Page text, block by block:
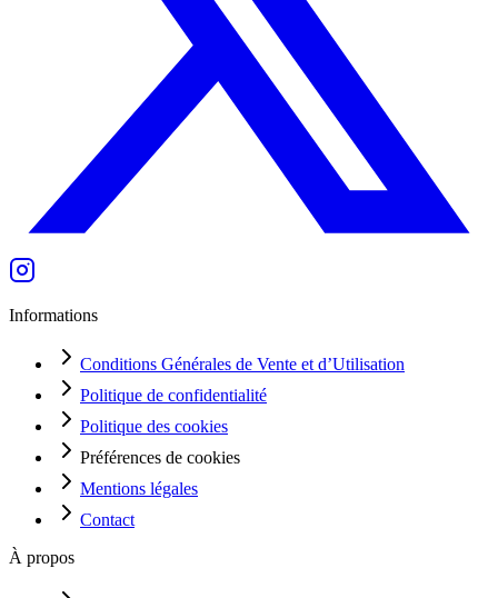
Informations
Conditions Générales de Vente et d’Utilisation
Politique de confidentialité
Politique des cookies
Préférences de cookies
Mentions légales
Contact
À propos